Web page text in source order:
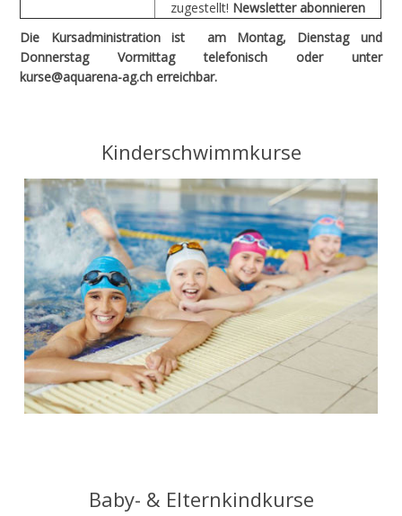
zugestellt! Newsletter abonnieren
Die Kursadministration ist am Montag, Dienstag und
Donnerstag Vormittag telefonisch oder unter
kurse@aquarena-ag.ch erreichbar.
Kinderschwimmkurse
Baby- & Elternkindkurse